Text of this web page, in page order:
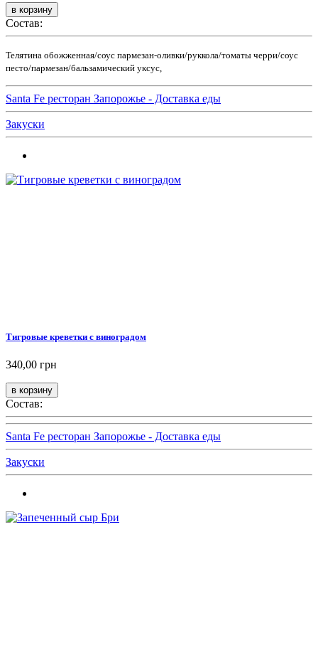
Состав:
Телятина обожженная/соус пармезан-оливки/руккола/томаты черри/соус
песто/пармезан/бальзамический уксус,
Santa Fe ресторан Запорожье - Доставка еды
Закуски
Тигровые креветки с виноградом
340,00 грн
Состав:
Santa Fe ресторан Запорожье - Доставка еды
Закуски